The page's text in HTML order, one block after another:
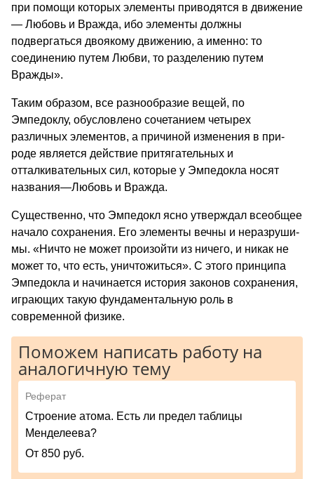
при помощи которых элементы при­водятся в движение
— Любовь и Вражда, ибо элементы должны
подвергаться двоякому дви­жению, а именно: то
соединению путем Любви, то разделению путем
Вражды».
Таким образом, все разнообразие вещей, по
Эмпедоклу, обусловлено сочетанием четырех
различных эле­ментов, а причиной изменения в при­
роде является действие притягательных и
отталкивательных сил, которые у Эмпедокла носят
названия—Любовь и Вражда.
Существенно, что Эмпедокл ясно утвер­ждал всеобщее
начало сохранения. Его элементы вечны и неразруши­
мы. «Ничто не может произойти из ничего, и никак не
может то, что есть, уничтожиться». С этого принципа
Эмпедокла и начинается история законов сохранения,
игра­ющих такую фундаментальную роль в
современной физике.
Поможем написать работу на
аналогичную тему
Реферат
Строение атома. Есть ли предел таблицы
Менделеева?
От 850 руб.